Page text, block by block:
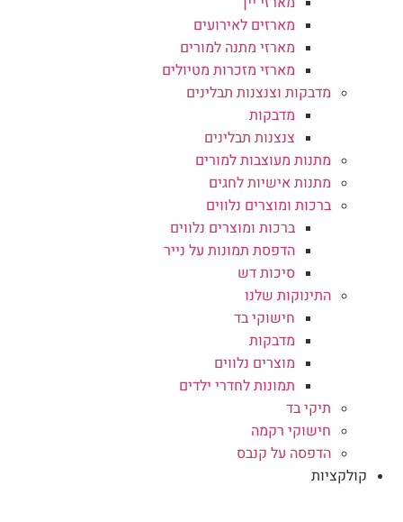
מארזים לאירועים
מארזי מתנה למורים
מארזי מזכרות מטיולים
מדבקות וצנצנות תבלינים
מדבקות
צנצנות תבלינים
מתנות מעוצבות למורים
מתנות אישיות לחגים
ברכות ומוצרים נלווים
ברכות ומוצרים נלווים
הדפסת תמונות על נייר
סיכות דש
התינוקות שלנו
חישוקי בד
מדבקות
מוצרים נלווים
תמונות לחדרי ילדים
תיקי בד
חישוקי רקמה
הדפסה על קנבס
קולקציות